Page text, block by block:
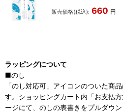
販売価格(税込): 660 円
ラッピングについて
■のし
「のし対応可」アイコンのついた商
す。ショッピングカート内「お支払
ージにて、のしの表書きをプルダウ